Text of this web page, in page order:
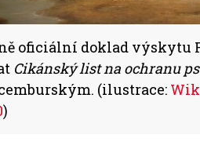
oficiální doklad výskytu
Cikánský list na ochranu
(ilustrace:
)